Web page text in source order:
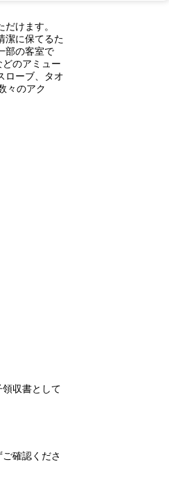
けます。
潔に保てるた
部の客室で
のアミュー
ローブ、タオ
々のアク
収書として
確認くださ